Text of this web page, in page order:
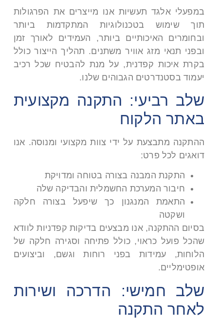
במפעלי אלגד תעשיות אנו מייצרים את הפרגולות
תוך שימוש בטכנולוגיות המתקדמות ביותר
ובחומרים האיכותיים ביותר, העמידים לאורך זמן
ובפני תנאי מזג אוויר משתנים. תהליך הייצור כולל
בקרת איכות קפדנית, על מנת להבטיח שכל רכיב
יעמוד בסטנדרטים הגבוהים שלנו.
שלב רביעי: התקנה מקצועית
באתר הלקוח
ההתקנה מתבצעת על ידי צוות מקצועי ומנוסה. אנו
דואגים לכל פרט:
התקנת המבנה בצורה בטוחה ומדויקת
חיבור המערכת החשמלית והבדיקה שלה
התאמת המנגנון כך שיפעל בצורה חלקה
ושקטה
בסיום ההתקנה, אנו מבצעים בדיקות קפדניות לוודא
שהכל פועל כראוי, כולל פתיחה וסגירה חלקה של
הלוחות, עמידות בפני רוחות וגשם, וביצועים
אופטימליים.
שלב חמישי: הדרכה ושירות
לאחר התקנה